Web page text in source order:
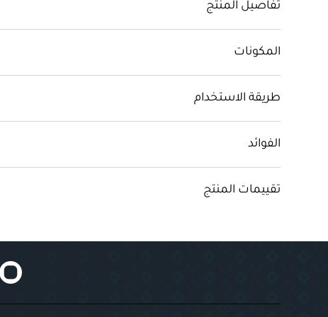
تفاصيل المنتج
المكونات
طريقة الاستخدام
الفوائد
تقييمات المنتج